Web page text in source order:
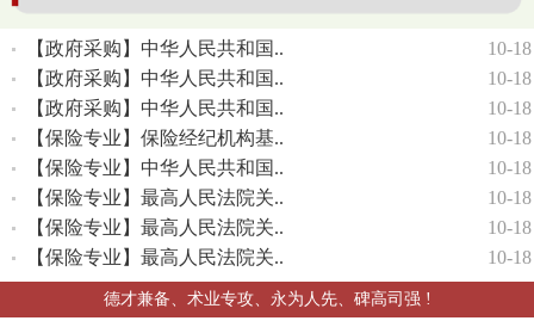
【政府采购】中华人民共和国..
10-18
【政府采购】中华人民共和国..
10-18
【政府采购】中华人民共和国..
10-18
【保险专业】保险经纪机构基..
10-18
【保险专业】中华人民共和国..
10-18
【保险专业】最高人民法院关..
10-18
【保险专业】最高人民法院关..
10-18
【保险专业】最高人民法院关..
10-18
德才兼备、术业专攻、永为人先、碑高司强 !